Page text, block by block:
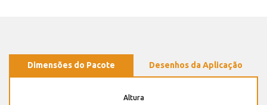
Dimensões do Pacote Desenhos da Aplicação
Altura